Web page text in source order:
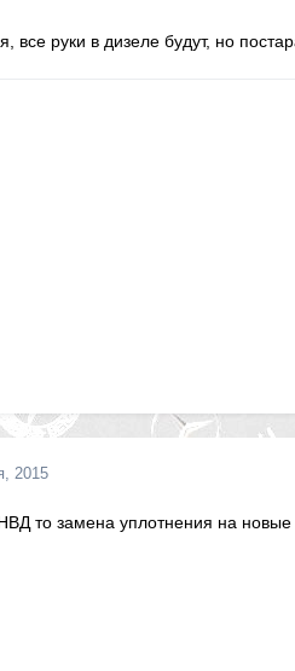
все руки в дизеле будут, но
2015
то замена уплотнения на новые